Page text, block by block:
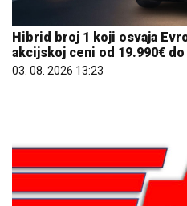
Hibrid broj 1 koji osvaja
akcijskoj ceni od 19.990€ do
03. 08. 2026 13:23